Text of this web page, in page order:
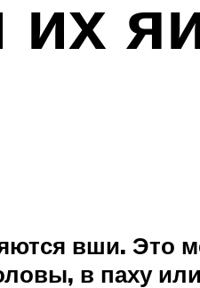
вши. Это
в паху